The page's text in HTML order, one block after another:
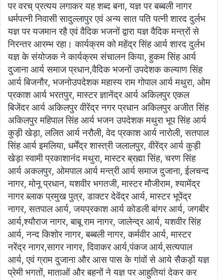
पर वरच् प्रत्यय लगाकर यह शब्द बना, यज्ञ पर बब्बली नागर
धर्मपत्नी निवासी सादुल्लापुर एवं अन्य सात पति पत्नी शारद दुर्लभ
यज्ञ पर यजमान रहै एवं वैदिक भजनों द्वारा यज्ञ वैदिक मन्त्रों से
निरन्तर आरम्भ रहा। कार्यक्रम को महेंद्र सिंह आर्य शारद दुर्लभ
यज्ञ के संयोजक ने कार्यक्रम संचालन किया, हुकम सिंह आर्य
दुजाना आर्य समाज प्रधान,वैदिक भजनों उपदेशक कल्याण सिंह
आर्य बिजनौर, भजनोउपदेशक महास्य राम गोपाल आर्य मथुरा, ओम
प्रकाश आर्य भरतपुर, मास्टर ज्ञानेंद्र आर्य अकिलपुर एकल
बिजेंदर आर्य अकिलपुर वीरेंद्र नगर प्रधान अकिलपुर अजीत सिंह
अकिलपुर महिपाल सिंह आर्य भजन उपदेशक मथुरा भूप सिंह आर्य
कुड़ी खेड़ा, ललित आर्य नरौली, वेद प्रकाश आर्य नारोली, सतपाल
सिंह आर्य इमलिया, धर्मेंद्र शास्त्री जलालपुर, वीरेंद्र आर्य कुड़ी
खेड़ा स्वामी प्रकाशानंद मथुरा, मास्टर ब्रह्मा सिंह, चरण सिंह
आर्य अकलपुर, ओमपाल आर्य मन्त्री आर्य समाज दुजाना, ईलचन्द
नागर, मोनू प्रधान, यशवीर भगतजी, मास्टर मौजीराम, श्यामेंद्र
नागर ब्लाक प्रमुख पुत्र, डाक्टर देवेंद्र आर्य, मास्टर भूपेंद्र
नागर, सतपाल आर्य, जयप्रकाश आर्य कोडली बांगर आर्य, जगबीर
आर्य,श्यौराज नागर, बाबू राम नागर, जालेन्द्र आर्य, यशवीर सिंह
आर्य, नन्द किशोर नागर, बब्बली नागर, कर्मवीर आर्य, मास्टर
नरेंद्र नागर,सागर नागर, दिवाकर आर्य,पंकज आर्य,सत्यपाल
आर्य, एवं ग्राम दुजाना और आस पास के गांवों से आये सैकड़ों यज्ञ
प्रेमी भगतों, माताओं और बहनों ने यज्ञ पर आहुतियां देकर कर